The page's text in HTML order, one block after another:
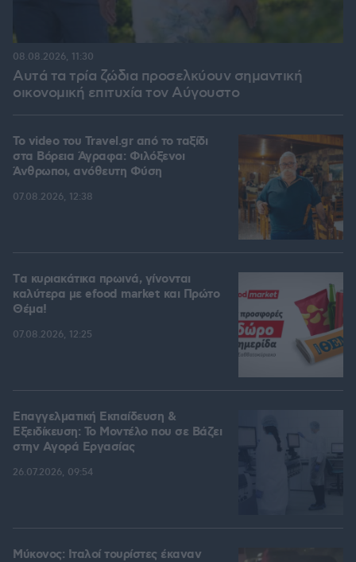
Αυτά τα τρία ζώδια προσελκύουν σημαντική
οικονομική επιτυχία τον Αύγουστο
08.08.2026, 11:30
To video του Travel.gr από το ταξίδι
στα Βόρεια Άγραφα: Φιλόξενοι
Άνθρωποι, ανόθευτη Φύση
07.08.2026, 12:38
Tα κυριακάτικα πρωινά, γίνονται
καλύτερα με efood market και Πρώτο
Θέμα!
07.08.2026, 12:25
Επαγγελματική Εκπαίδευση &
Εξειδίκευση: Το Mοντέλο που σε Bάζει
στην Aγορά Eργασίας
26.07.2026, 09:54
Μύκονος: Ιταλοί τουρίστες έκαναν